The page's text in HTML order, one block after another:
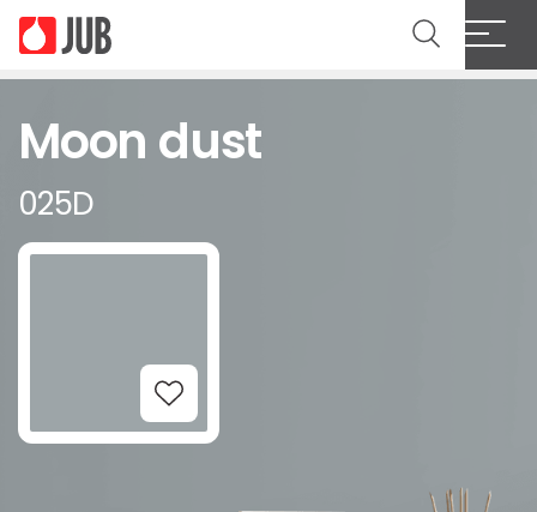
Moon dust
025D
Add to Wishlist